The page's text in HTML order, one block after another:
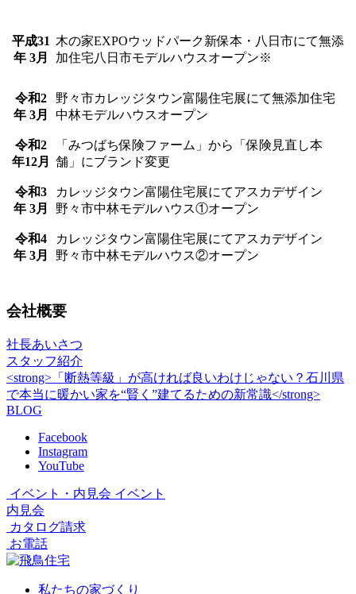
平成31
年 3月
木の家EXPOウッドパーク新保本・八日市にて無添
加住宅八日市モデルハウスオープン※
令和2
年 3月
野々市カレッジタウン富陽住宅展にて無添加住宅
中林モデルハウスオープン
令和2
年12月
「みつばち保険ファーム」から「保険見直し本
舗」にブランド変更
令和3
年 3月
カレッジタウン富陽住宅展にてアスカデザイン
野々市中林モデルハウス①オープン
令和4
年 3月
カレッジタウン富陽住宅展にてアスカデザイン
野々市中林モデルハウス②オープン
会社概要
社長あいさつ
スタッフ紹介
<strong>「断熱等級」が高ければ良いわけじゃない？石川県
で本当に暖かい家を“賢く”建てるための新常識</strong>
BLOG
Facebook
Instagram
YouTube
イベント・内見会 イベント
内見会
カタログ請求
お電話
私たちの家づくり